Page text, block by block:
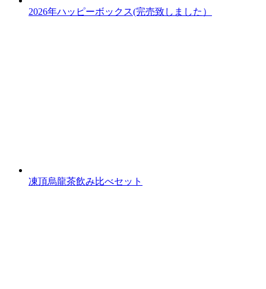
2026年ハッピーボックス(完売致しました）
凍頂烏龍茶飲み比べセット